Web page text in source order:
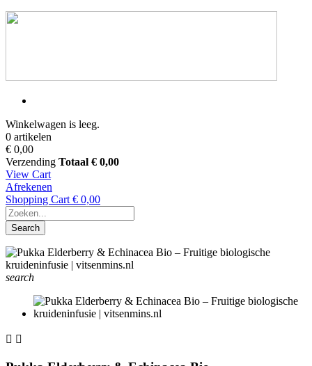
Winkelwagen is leeg.
0 artikelen
€ 0,00
Verzending Totaal € 0,00
View Cart
Afrekenen
Shopping Cart € 0,00
Search
search
 